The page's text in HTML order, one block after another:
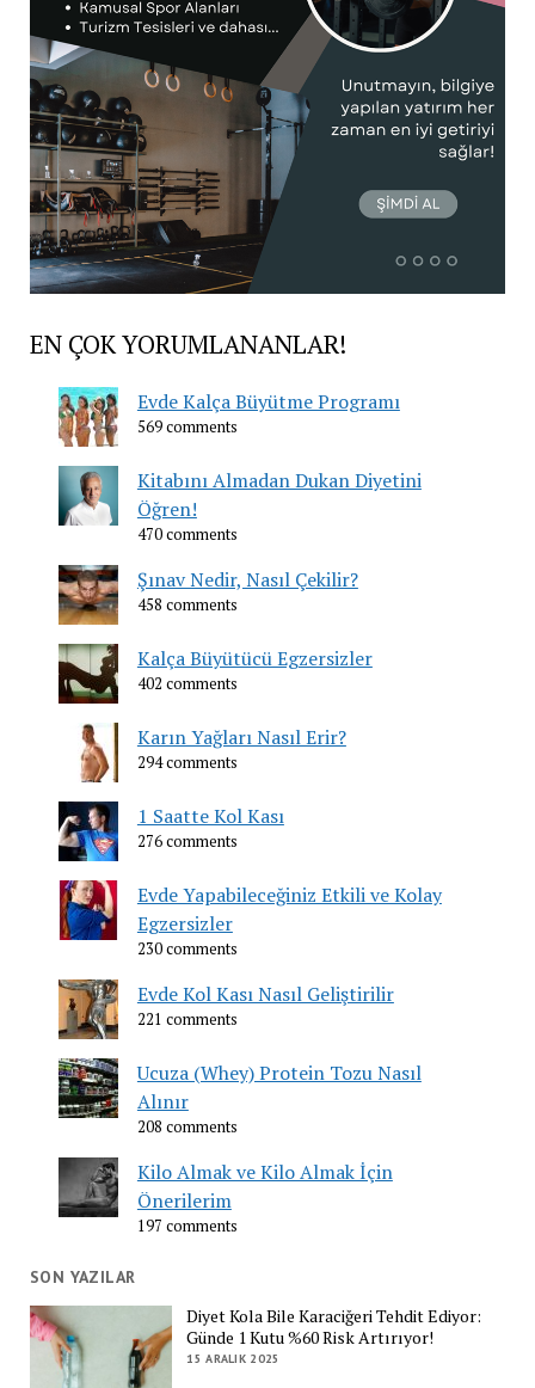
EN ÇOK YORUMLANANLAR!
Evde Kalça Büyütme Programı
569 comments
Kitabını Almadan Dukan Diyetini
Öğren!
470 comments
Şınav Nedir, Nasıl Çekilir?
458 comments
Kalça Büyütücü Egzersizler
402 comments
Karın Yağları Nasıl Erir?
294 comments
1 Saatte Kol Kası
276 comments
Evde Yapabileceğiniz Etkili ve Kolay
Egzersizler
230 comments
Evde Kol Kası Nasıl Geliştirilir
221 comments
Ucuza (Whey) Protein Tozu Nasıl
Alınır
208 comments
Kilo Almak ve Kilo Almak İçin
Önerilerim
197 comments
SON YAZILAR
Diyet Kola Bile Karaciğeri Tehdit Ediyor:
Günde 1 Kutu %60 Risk Artırıyor!
15 ARALIK 2025